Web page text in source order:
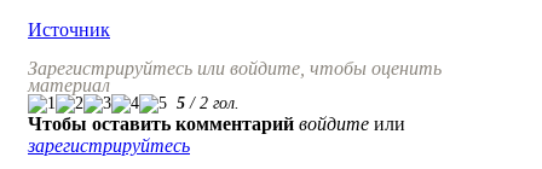
Источник
Зарегистрируйтесь или войдите, чтобы оценить
материал
5 / 2 гол.
Чтобы оставить комментарий войдите или
зарегистрируйтесь